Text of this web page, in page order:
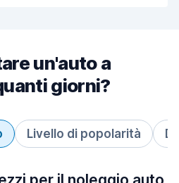
un'auto a
giorni?
Livello di popolarità